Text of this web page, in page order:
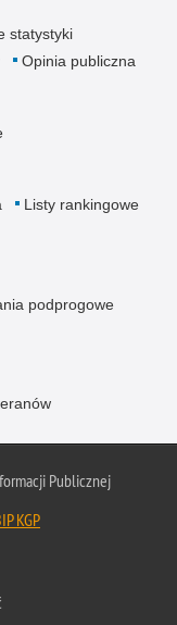
statystyki
Opinia publiczna
Listy rankingowe
podprogowe
Publicznej
KGP